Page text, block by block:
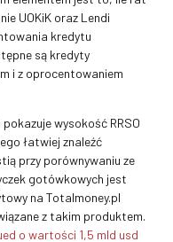
UOKiK oraz Lendi
kredytu
są kredyty
i z oprocentowaniem
wysokość RRSO
łatwiej znaleźć
przy porównywaniu ze
gotówkowych jest
na Totalmoney.pl
z takim produktem.
o wartości 1,5 mld usd